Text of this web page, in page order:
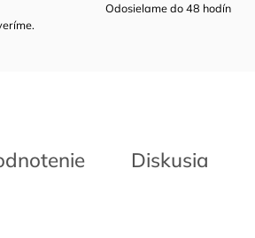
Odosielame do 48 hodín
Diskusia